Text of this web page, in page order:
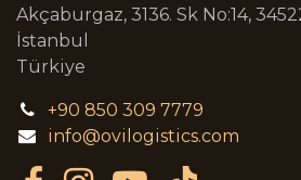
Akçaburgaz, 3136. Sk No:14,
İstanbul
Türkiye
+90 850 309 7779
info@ovilogistics.com